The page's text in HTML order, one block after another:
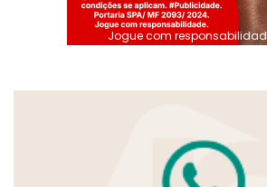
Jogue com